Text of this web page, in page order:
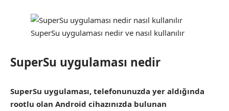
SuperSu uygulaması nedir ve nasıl kullanılır
SuperSu uygulaması nedir
SuperSu uygulaması, telefonunuzda yer aldığında
rootlu olan Android cihazınızda bulunan